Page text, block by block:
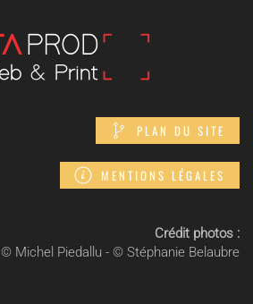
PLAN DU SITE
MENTIONS LÉGALES
Crédit photos :
© Michel Piedallu - © Stéphanie Belaubre